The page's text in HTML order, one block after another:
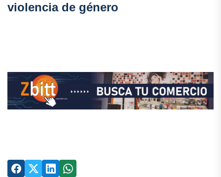
violencia de género